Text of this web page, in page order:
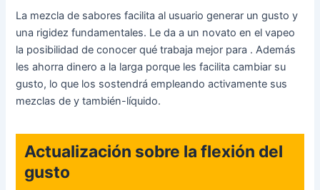
La mezcla de sabores facilita al usuario generar un gusto y
una rigidez fundamentales. Le da a un novato en el vapeo
la posibilidad de conocer qué trabaja mejor para . Además
les ahorra dinero a la larga porque les facilita cambiar su
gusto, lo que los sostendrá empleando activamente sus
mezclas de y también-líquido.
Actualización sobre la flexión del
gusto